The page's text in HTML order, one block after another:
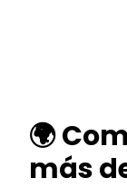
🌍
más